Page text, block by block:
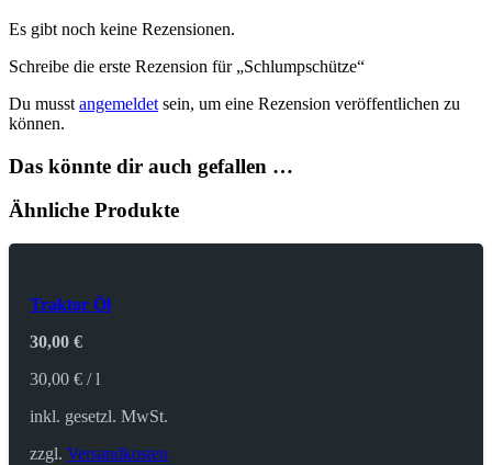
Es gibt noch keine Rezensionen.
Schreibe die erste Rezension für „Schlumpschütze“
Du musst angemeldet sein, um eine Rezension veröffentlichen zu
können.
Das könnte dir auch gefallen …
Ähnliche Produkte
Traktor Öl
30,00€
30,00€ /l
inkl. gesetzl. MwSt.
zzgl.Versandkosten